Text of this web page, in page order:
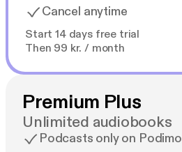
Cancel anytime
Start 14 days free trial
Then 99 kr. / month
Premium Plus
Unlimited audiobooks
Podcasts only on Podimo